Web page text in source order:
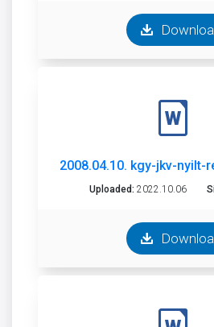
2008.04.10. kgy-jkv-nyilt-
Uploaded: 2022.10.06